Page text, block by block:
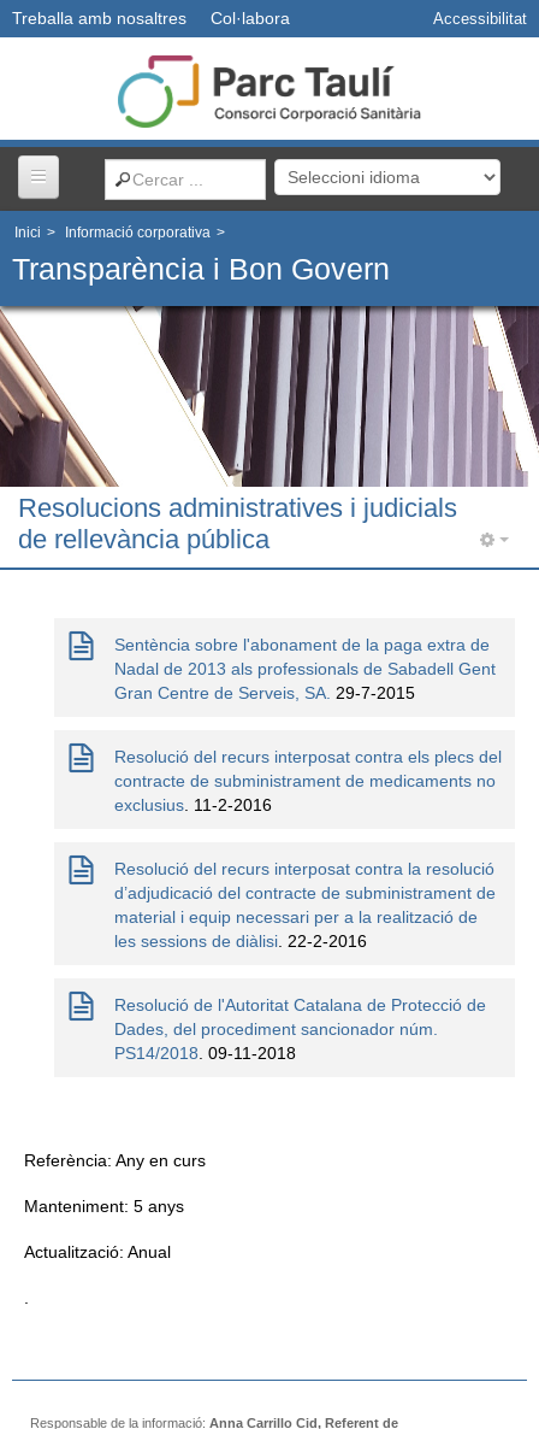
Accessibilitat
Col·labora
Treballa amb nosaltres
Centres i serveis
Usuaris
Professionals
Docència
R+D+I
Informació corporativa
Àrea personal
Seu electrònica
Col·labora
Inici > Informació corporativa >
Transparència i Bon Govern
Resolucions administratives i judicials
de rellevància pública
Sentència sobre l'abonament de la paga extra de
Nadal de 2013 als professionals de Sabadell Gent
Gran Centre de Serveis, SA. 29-7-2015
Resolució del recurs interposat contra els plecs del
contracte de subministrament de medicaments no
exclusius . 11-2-2016
Resolució del recurs interposat contra la resolució
d’adjudicació del contracte de subministrament de
material i equip necessari per a la realització de
les sessions de diàlisi . 22-2-2016
Resolució de l'Autoritat Catalana de Protecció de
Dades, del procediment sancionador núm.
PS14/2018 . 09-11-2018
Referència: Any en curs
Manteniment: 5 anys
Actualització: Anual
Responsable de la informació: Anna Carrillo Cid, Referent de